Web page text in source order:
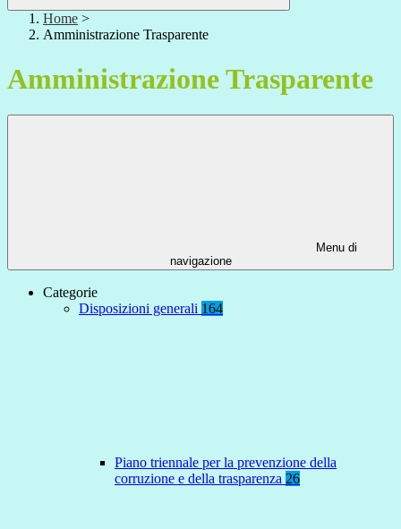
Home >
Amministrazione Trasparente
Amministrazione Trasparente
Menu di
navigazione
Categorie
Disposizioni generali 164
Piano triennale per la prevenzione della
corruzione e della trasparenza 26